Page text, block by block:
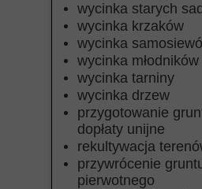
wycinka starych
wycinka krzaków
wycinka
wycinka młodników
wycinka tarniny
wycinka drzew
przygotowanie
dopłaty unijne
rekultywacja
przywrócenie
pierwotnego